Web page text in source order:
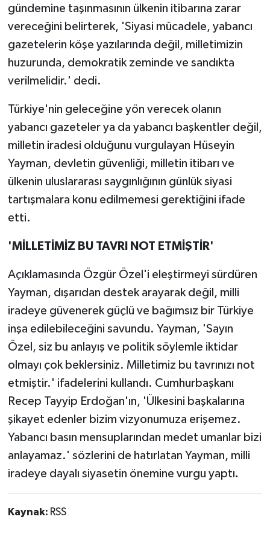
gündemine taşınmasının ülkenin itibarına zarar
vereceğini belirterek, 'Siyasi mücadele, yabancı
gazetelerin köşe yazılarında değil, milletimizin
huzurunda, demokratik zeminde ve sandıkta
verilmelidir.' dedi.
Türkiye'nin geleceğine yön verecek olanın
yabancı gazeteler ya da yabancı başkentler değil,
milletin iradesi olduğunu vurgulayan Hüseyin
Yayman, devletin güvenliği, milletin itibarı ve
ülkenin uluslararası saygınlığının günlük siyasi
tartışmalara konu edilmemesi gerektiğini ifade
etti.
'MİLLETİMİZ BU TAVRI NOT ETMİŞTİR'
Açıklamasında Özgür Özel'i eleştirmeyi sürdüren
Yayman, dışarıdan destek arayarak değil, milli
iradeye güvenerek güçlü ve bağımsız bir Türkiye
inşa edilebileceğini savundu. Yayman, 'Sayın
Özel, siz bu anlayış ve politik söylemle iktidar
olmayı çok beklersiniz. Milletimiz bu tavrınızı not
etmiştir.' ifadelerini kullandı. Cumhurbaşkanı
Recep Tayyip Erdoğan'ın, 'Ülkesini başkalarına
şikayet edenler bizim vizyonumuza erişemez.
Yabancı basın mensuplarından medet umanlar bizi
anlayamaz.' sözlerini de hatırlatan Yayman, milli
iradeye dayalı siyasetin önemine vurgu yaptı.
Kaynak: RSS